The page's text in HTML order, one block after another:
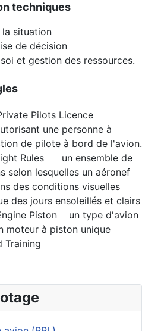
techniques
la situation
de décision
et gestion des ressources.
Pilots Licence
une personne à
de pilote à bord de l'avion.
Rules un ensemble de
selon lesquelles un aéronef
des conditions visuelles
des jours ensoleillés et clairs
Piston un type d'avion
moteur à piston unique
Training